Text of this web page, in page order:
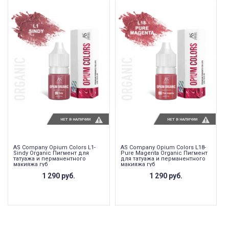
AS Company Opium Colors L1-
Sindy Organic Пигмент для
татуажа и перманентного
макияжа губ
1 290 руб.
НЕТ В НАЛИЧИИ
AS Company Opium Colors L18-
Pure Magenta Organic Пигмент
для татуажа и перманентного
макияжа губ
1 290 руб.
НЕТ В НАЛИЧИИ